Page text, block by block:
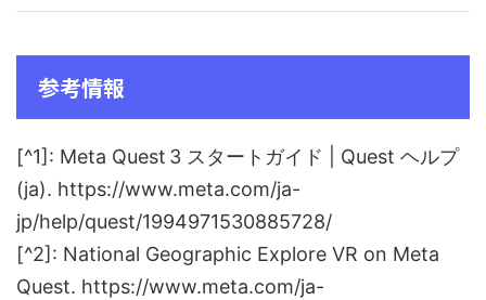
参考情報
[^1]: Meta Quest 3 スタートガイド | Quest ヘルプ
(ja). https://www.meta.com/ja-
jp/help/quest/1994971530885728/
[^2]: National Geographic Explore VR on Meta
Quest. https://www.meta.com/ja-